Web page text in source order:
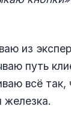
из
путь
всё так,
железка.